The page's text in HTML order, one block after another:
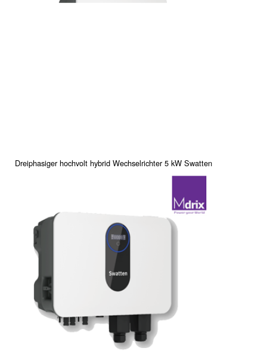
Dreiphasiger hochvolt hybrid Wechselrichter 5 kW Swatten